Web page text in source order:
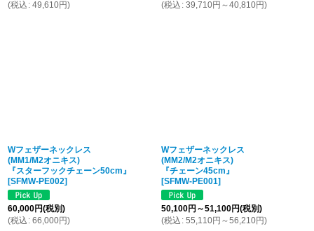
(税込 : 49,610円)
(税込 : 39,710円 ～40,810円)
Wフェザーネックレス
(MM1/M2オニキス)
『スターフックチェーン50cm』
[SFMW-PE002]
60,000円(税別)
(税込 : 66,000円)
Wフェザーネックレス
(MM2/M2オニキス)
『チェーン45cm』
[SFMW-PE001]
50,100円 ～51,100円(税別)
(税込 : 55,110円 ～56,210円)